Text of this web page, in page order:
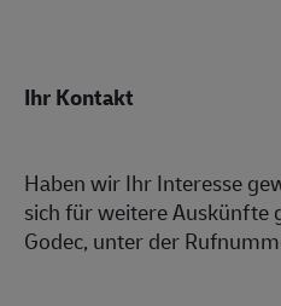
Ihr Kontakt
Haben wir Ihr Interesse
sich für weitere Auskünfte
Godec, unter der